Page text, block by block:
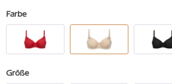
Farbe
Größe